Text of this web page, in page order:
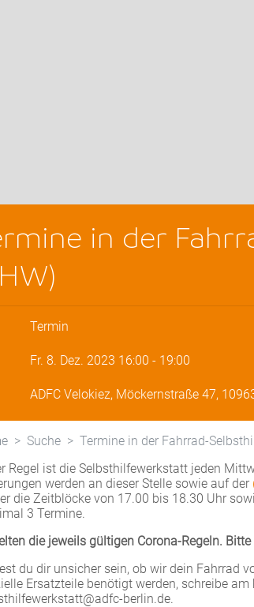
in der
Termin
Fr. 8. Dez. 2023 16:00 - 19:00
ADFC Velokiez, Möckernstraße 47,
Suche
Termine in der Fahrrad-
Regel ist die Selbsthilfewerkstatt jeden
werden an dieser Stelle sowie auf der
die Zeitblöcke von 17.00 bis 18.30 Uhr
3 Termine.
die jeweils gültigen Corona-Regeln.
du dir unsicher sein, ob wir dein Fahrrad
Ersatzteile benötigt werden, schreibe
berlin.de.